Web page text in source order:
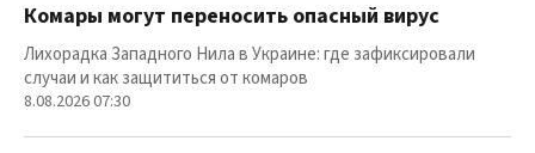
Комары могут переносить опасный вирус
Лихорадка Западного Нила в Украине: где зафиксировали
случаи и как защититься от комаров
8.08.2026 07:30